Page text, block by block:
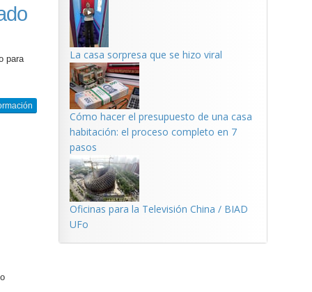
para
La casa sorpresa que se hizo viral
Cómo hacer el presupuesto de una casa
habitación: el proceso completo en 7
pasos
Oficinas para la Televisión China / BIAD
UFo